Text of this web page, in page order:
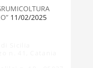
11/02/2025